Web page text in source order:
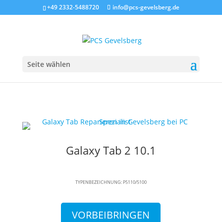
+49 2332-5488720 info@pcs-gevelsberg.de
Seite wählen
Galaxy Tab 2 10.1
TYPENBEZEICHNUNG: P5110/5100
VORBEIBRINGEN